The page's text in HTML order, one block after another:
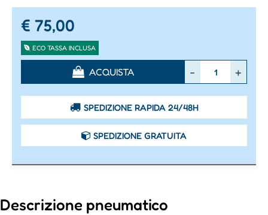
€ 75,00
ECO TASSA INCLUSA
ACQUISTA
SPEDIZIONE RAPIDA 24/48H
SPEDIZIONE GRATUITA
Descrizione pneumatico